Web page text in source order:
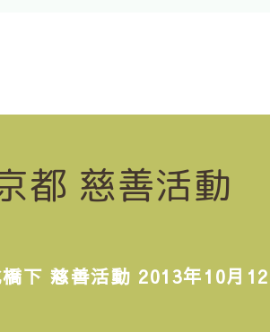
都 慈善活動
下 慈善活動 2013年10月12